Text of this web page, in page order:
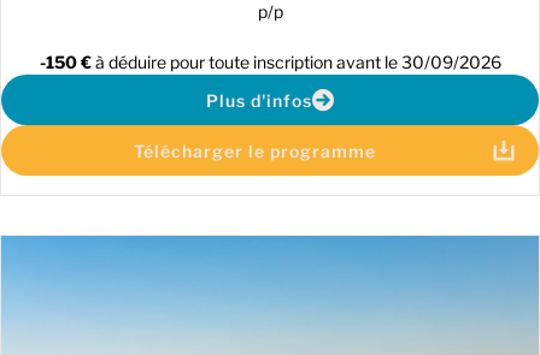
p/p
-150 €à déduire pour toute inscription avant le 30/09/2026
Plus d'infos
Télécharger le programme